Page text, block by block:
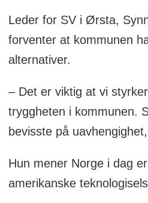
Leder for SV i Ørsta,
forventer at kommunen
alternativer.
– Det er viktig at vi
tryggheten i kommunen.
bevisste på
Hun mener Norge i dag
amerikanske